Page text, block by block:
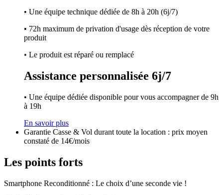
• Une équipe technique dédiée de 8h à 20h (6j/7)
• 72h maximum de privation d'usage dès réception de votre
produit
• Le produit est réparé ou remplacé
Assistance personnalisée 6j/7
• Une équipe dédiée disponible pour vous accompagner de 9h
à 19h
En savoir plus
Garantie Casse & Vol durant toute la location : prix moyen
constaté de 14€/mois
Les points forts
Smartphone Reconditionné : Le choix d’une seconde vie !